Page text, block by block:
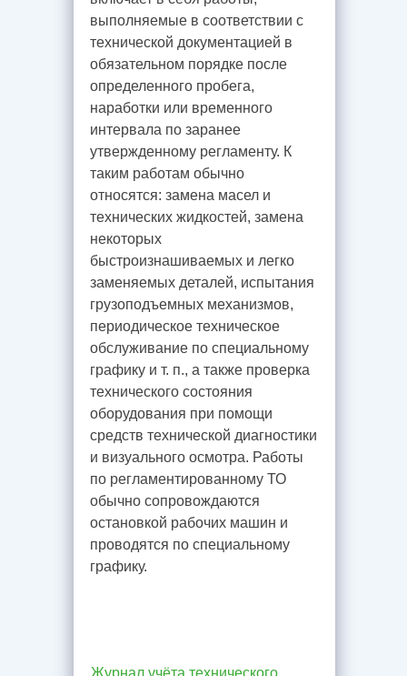
выполняемые в соответствии с
технической документацией в
обязательном порядке после
определенного пробега,
наработки или временного
интервала по заранее
утвержденному регламенту. К
таким работам обычно
относятся: замена масел и
технических жидкостей, замена
некоторых
быстроизнашиваемых и легко
заменяемых деталей, испытания
грузоподъемных механизмов,
периодическое техническое
обслуживание по специальному
графику и т. п., а также проверка
технического состояния
оборудования при помощи
средств технической диагностики
и визуального осмотра. Работы
по регламентированному ТО
обычно сопровождаются
остановкой рабочих машин и
проводятся по специальному
графику.
Журнал учёта технического